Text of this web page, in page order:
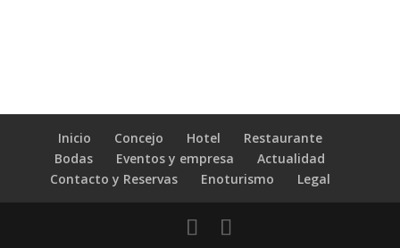
Inicio Concejo Hotel
Restaurante
Bodas
Eventos y empresa
Actualidad
Contacto y Reservas
Enoturismo Legal